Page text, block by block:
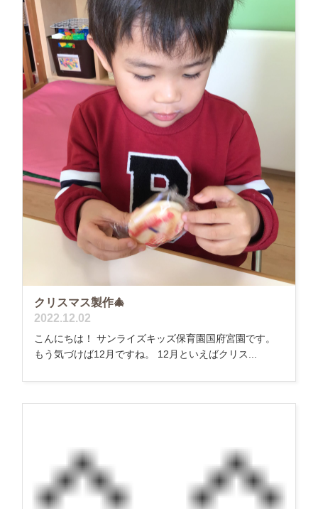
クリスマス製作🎄
2022.12.02
こんにちは！ サンライズキッズ保育園国府宮園です。
もう気づけば12月ですね。 12月といえばクリス...